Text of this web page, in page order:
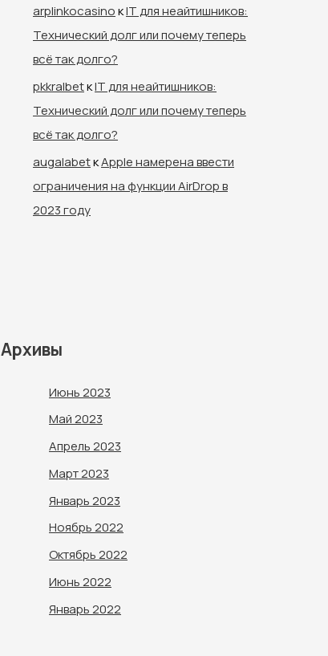
arplinkocasinoкIT для неайтишников:
Технический долг или почему теперь
всё так долго?
pkkralbetкIT для неайтишников:
Технический долг или почему теперь
всё так долго?
augalabetкApple намерена ввести
ограничения на функции AirDrop в
2023 году
Архивы
Июнь 2023
Май 2023
Апрель 2023
Март 2023
Январь 2023
Ноябрь 2022
Октябрь 2022
Июнь 2022
Январь 2022